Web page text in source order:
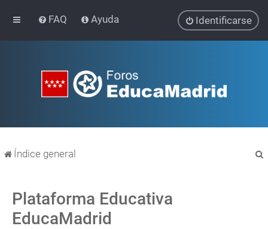
FAQ Ayuda Identificarse
Índice general
Plataforma Educativa
EducaMadrid